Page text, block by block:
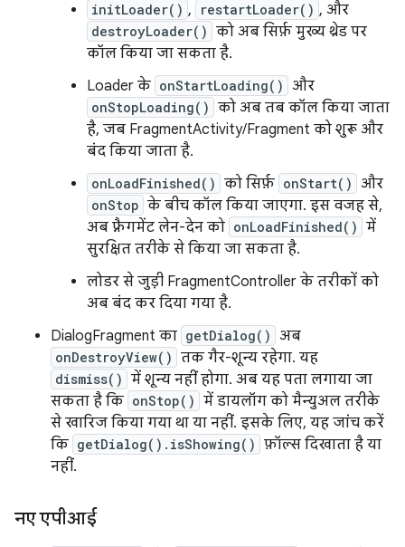
initLoader() , restartLoader() , और
destroyLoader() को अब सिर्फ़ मुख्य थ्रेड पर
कॉल किया जा सकता है.
Loader के onStartLoading() और
onStopLoading() को अब तब कॉल किया जाता
है, जब FragmentActivity/Fragment को शुरू और
बंद किया जाता है.
onLoadFinished() को सिर्फ़ onStart() और
onStop के बीच कॉल किया जाएगा. इस वजह से,
अब फ़्रैगमेंट लेन-देन को onLoadFinished() में
सुरक्षित तरीके से किया जा सकता है.
लोडर से जुड़ी FragmentController के तरीकों को
अब बंद कर दिया गया है.
DialogFragment का getDialog() अब
onDestroyView() तक गैर-शून्य रहेगा. यह
dismiss() में शून्य नहीं होगा. अब यह पता लगाया जा
सकता है कि onStop() में डायलॉग को मैन्युअल तरीके
से खारिज किया गया था या नहीं. इसके लिए, यह जांच करें
कि getDialog().isShowing() फ़ॉल्स दिखाता है या
नहीं.
नए एपीआई